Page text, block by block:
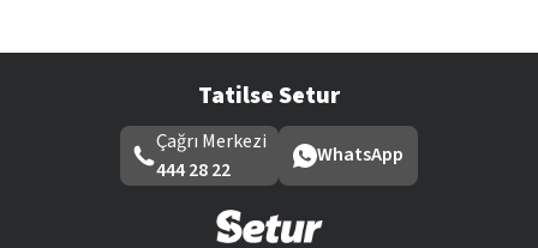
Tatilse Setur
Çağrı Merkezi
444 28 22
WhatsApp